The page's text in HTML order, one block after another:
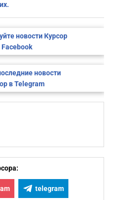
новости Курсор
Facebook
новости
в Telegram
telegram